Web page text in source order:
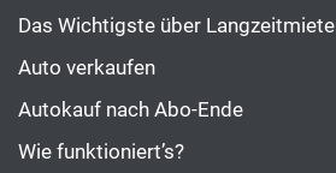
Das Wichtigste über Langzeitmiete
Auto verkaufen
Autokauf nach Abo-Ende
Wie funktioniert’s?